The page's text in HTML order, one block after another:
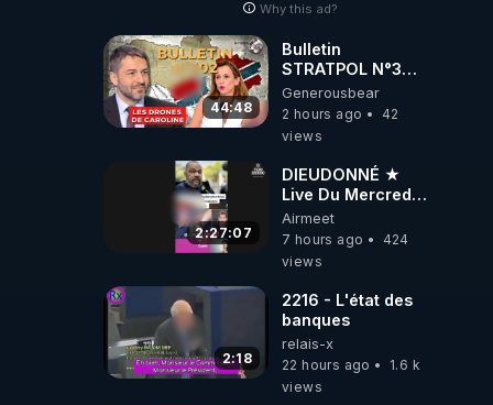
Why this ad?
44:48
Bulletin
STRATPOL N°302.
Armée des
drones, MS-21 en
série, missiles
07.08.2026.
Generousbear
2 hours ago
42
views
2:27:07
DIEUDONNÉ ★
Live Du Mercredi
5 Août 2026
Airmeet
7 hours ago
424
views
2:18
2216 - L'état des
banques
relais-x
22 hours ago
1.6 k
views